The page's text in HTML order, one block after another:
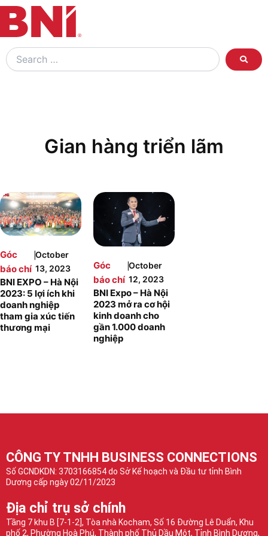
Search
…
Gian hàng triển lãm
Góc
báo chí
|October
13, 2023
BNI EXPO – Hà Nội
2023: 5 lợi ích khi
doanh nghiệp
tham gia xúc tiến
thương mại
Góc
báo chí
|October
12, 2023
BNI Expo – Hà Nội
2023 mở ra cơ hội
kinh doanh cho
gần 1.000 doanh
nghiệp
CÔNG TY TNHH BUSINESS CONNECTIONS
Số GCNDKDN: 3703166854 do Sở Kế hoạch và Đầu tư tỉnh Bình
Dương cấp ngày 02/11/2023
Địa chỉ trụ sở chính
Tầng 7 khu B [7-1-2], Tòa nhà Kocham, Số 16 Đường Lê Duẩn, Khu
phố 2, Phường Hoà Phú, Thành phố Thủ Dầu Một, Tỉnh Bình Dương,